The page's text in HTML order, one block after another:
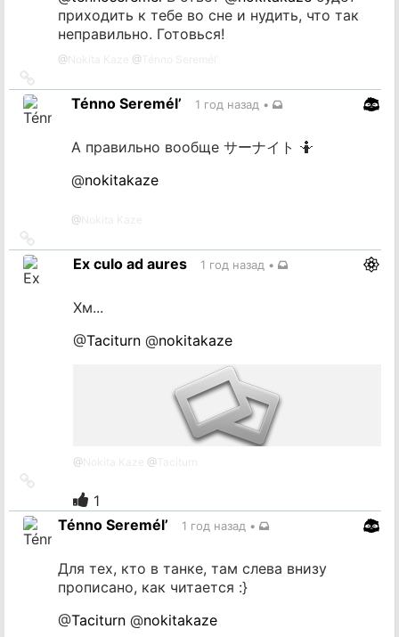
приходить к тебе во сне и нудить, что так
неправильно. Готовься!
@ @
на
источникTénno Seremél’ 1 год назад •
А правильно вообще サーナイト 🤷
@nokitakaze
@
на
источникEx culo ad aures 1 год назад •
Хм...
@Taciturn @nokitakaze
@ @
источник
1
Ténno Seremél’
1 год назад •
Для тех, кто в танке, там слева внизу
прописано, как читается :}
@Taciturn @nokitakaze